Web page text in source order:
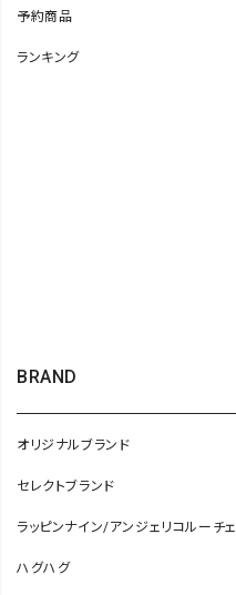
予約商品
ランキング
BRAND
オリジナルブランド
セレクトブランド
ラッピンナイン/アンジェリコルーチェ
ハグハグ